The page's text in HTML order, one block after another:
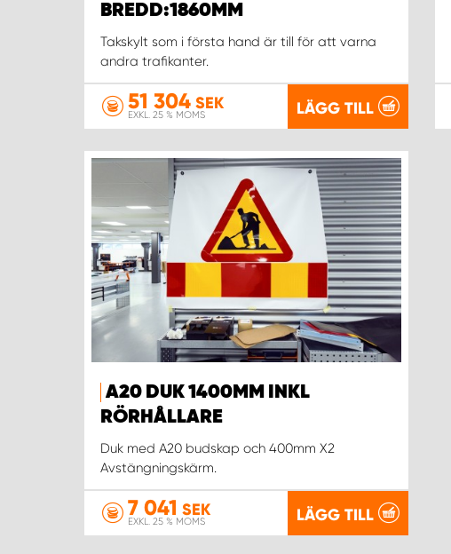
BREDD:1860MM
Takskylt som i första hand är till för att varna
andra trafikanter.
51 304 SEK
EXKL. 25 % MOMS LÄGG TILL
A20 DUK 1400MM INKL
RÖRHÅLLARE
Duk med A20 budskap och 400mm X2
Avstängningskärm.
7 041 SEK
EXKL. 25 % MOMS LÄGG TILL